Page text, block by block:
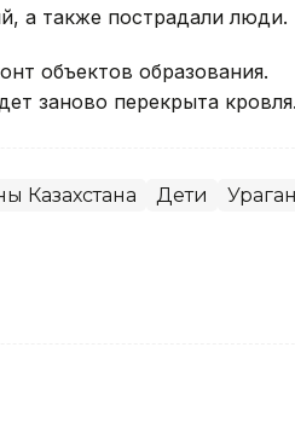
а также пострадали люди.
объектов образования.
заново перекрыта кровля.
Казахстана Дети
Ураган